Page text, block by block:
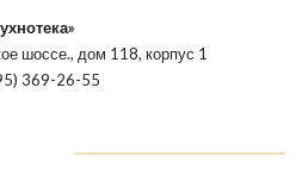
шоссе., дом 118, корпус 1
369-26-55